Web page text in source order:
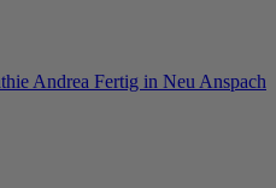
Andrea Fertig in Neu Anspach